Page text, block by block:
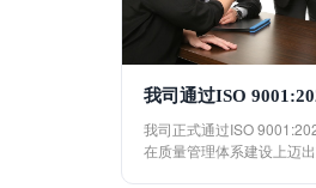
我司通过ISO
我司正式通过ISO
在质量管理体系建设上迈出